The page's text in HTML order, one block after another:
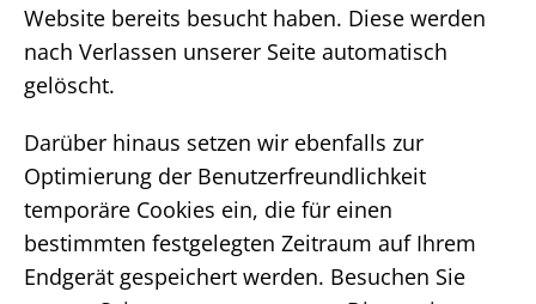
Website bereits besucht haben. Diese werden
nach Verlassen unserer Seite automatisch
gelöscht.
Darüber hinaus setzen wir ebenfalls zur
Optimierung der Benutzerfreundlichkeit
temporäre Cookies ein, die für einen
bestimmten festgelegten Zeitraum auf Ihrem
Endgerät gespeichert werden. Besuchen Sie